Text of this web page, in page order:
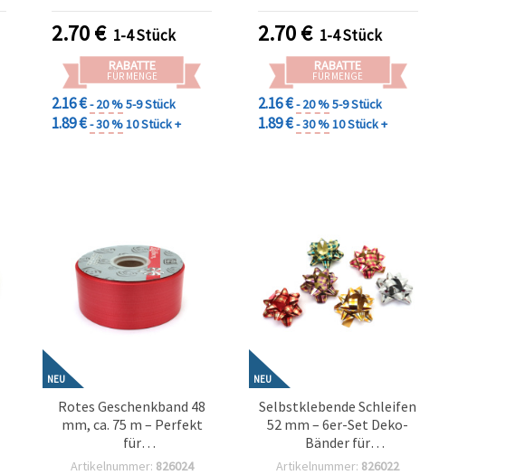
rustikale Bastel-Deko
2.70€ 1-4 Stück
RABATTE
FÜR MENGE
2.16 €- 20 %5-9 Stück
1.89 €- 30 %10 Stück +
2.70€ 1-4 Stück
RABATTE
FÜR MENGE
2.16 €- 20 %5-9 Stück
1.89 €- 30 %10 Stück +
NEU
Rotes Geschenkband 48
mm, ca. 75 m – Perfekt
für
Blumenarrangements,
Artikelnummer: 826024
NEU
Selbstklebende Schleifen
52 mm – 6er-Set Deko-
Bänder für
Geschenkverpackung,
Artikelnummer: 826022